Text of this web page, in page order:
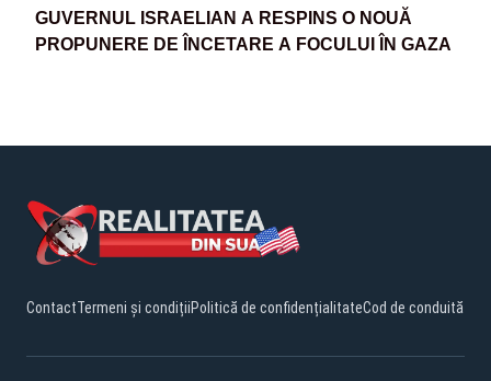
GUVERNUL ISRAELIAN A RESPINS O NOUĂ
PROPUNERE DE ÎNCETARE A FOCULUI ÎN GAZA
ContactTermeni și condițiiPolitică de confidențialitateCod de conduită